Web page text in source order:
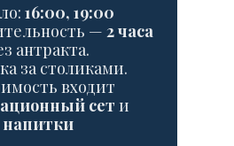
16:00, 19:00
— 2 часа
антракта.
за столиками.
входит
сет и
напитки